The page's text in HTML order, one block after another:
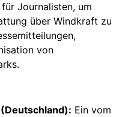
Journalisten, um
über Windkraft zu
von
Ein vom